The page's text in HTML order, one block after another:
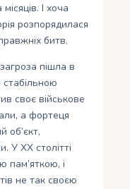
І хоча
розпорядилася
битв.
пішла в
своє військове
а фортеця
об’єкт,
У XX столітті
пам’яткою, і
не так своєю